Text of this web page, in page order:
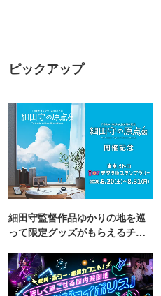
ピックアップ
細田守監督作品ゆかりの地を巡
って限定グッズがもらえるチャ